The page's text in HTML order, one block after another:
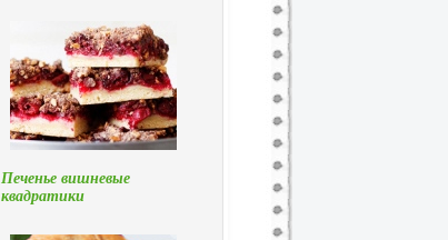
Печенье вишневые
квадратики